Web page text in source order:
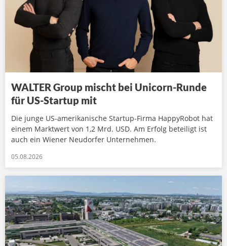
WALTER Group mischt bei Unicorn-Runde
für US-Startup mit
Die junge US-amerikanische Startup-Firma HappyRobot hat
einem Marktwert von 1,2 Mrd. USD. Am Erfolg beteiligt ist
auch ein Wiener Neudorfer Unternehmen.
05.08.2026